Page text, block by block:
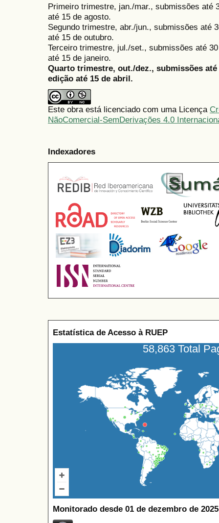
Primeiro trimestre, jan./mar., submissões até
até 15 de agosto.
Segundo trimestre, abr./jun., submissões até
até 15 de outubro.
Terceiro trimestre, jul./set., submissões até
até 15 de janeiro.
Quarto trimestre, out./dez., submissões
edição até 15 de abril.
Este obra está licenciado com uma Licença
NãoComercial-SemDerivações 4.0
Indexadores
Estatística de Acesso à RUEP
58,863 Total
Monitorado desde 01 de dezembro de